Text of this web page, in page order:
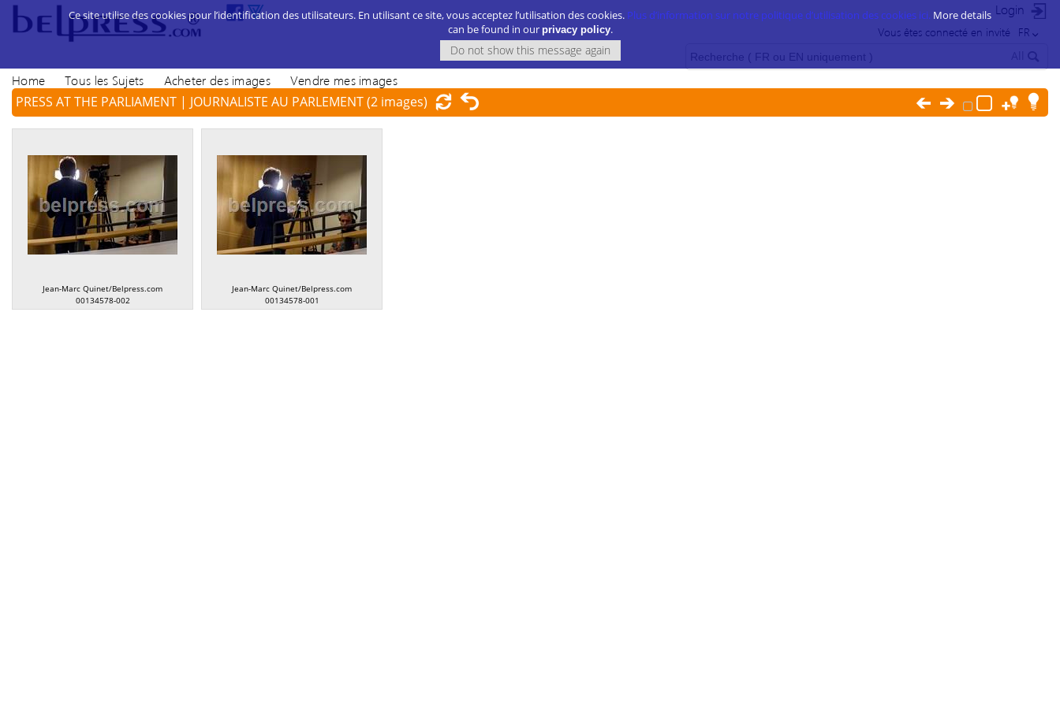
Login
FR
Vous êtes connecté en invité
Home Tous les Sujets Acheter des images Vendre mes images
PRESS AT THE PARLIAMENT | JOURNALISTE AU PARLEMENT(2 images)
Jean-Marc Quinet/Belpress.com
00134578-002
Jean-Marc Quinet/Belpress.com
00134578-001
Ce site utilise des cookies pour l’identification des utilisateurs. En utilisant ce site, vous acceptez l’utilisation des cookies. Plus d’information sur notre politique d’utilisation des cookies ici. More details
can be found in our privacy policy.